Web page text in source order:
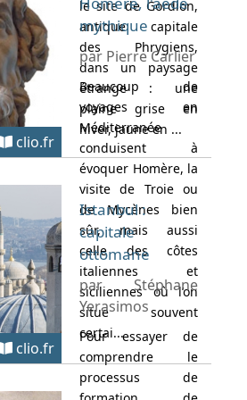
le site de Gordion,
antique capitale
des Phrygiens,
dans un paysage
étrange : une
plaine grise en
hiver, jaune en ...
clio.fr
mythique
par Pierre Carlier
Beaucoup de
voyages en
Méditerranée
conduisent à
évoquer Homère, la
visite de Troie ou
de Mycènes bien
sûr, mais aussi
celle des côtes
italiennes et
siciliennes où l’on
situe souvent
certai...
clio.fr
Istanbul :
capitale
ottomane
par Stéphane
Yerasimos
Pour essayer de
comprendre le
processus de